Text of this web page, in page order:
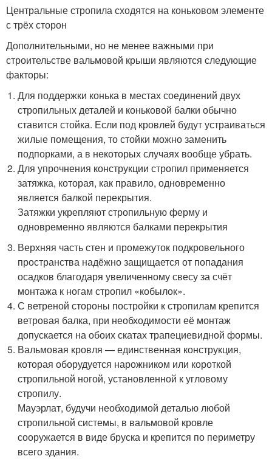
Центральные стропила сходятся на коньковом элементе
с трёх сторон
Дополнительными, но не менее важными при
строительстве вальмовой крыши являются следующие
факторы:
Для поддержки конька в местах соединений двух
стропильных деталей и коньковой балки обычно
ставится стойка. Если под кровлей будут устраиваться
жилые помещения, то стойки можно заменить
подпорками, а в некоторых случаях вообще убрать.
Для упрочнения конструкции стропил применяется
затяжка, которая, как правило, одновременно
является балкой перекрытия.
Затяжки укрепляют стропильную ферму и
одновременно являются балками перекрытия
Верхняя часть стен и промежуток подкровельного
пространства надёжно защищается от попадания
осадков благодаря увеличенному свесу за счёт
монтажа к ногам стропил «кобылок».
С ветреной стороны постройки к стропилам крепится
ветровая балка, при необходимости её монтаж
допускается на обоих скатах трапециевидной формы.
Вальмовая кровля — единственная конструкция,
которая оборудуется нарожником или короткой
стропильной ногой, установленной к угловому
стропилу.
Мауэрлат, будучи необходимой деталью любой
стропильной системы, в вальмовой кровле
сооружается в виде бруска и крепится по периметру
всего здания.